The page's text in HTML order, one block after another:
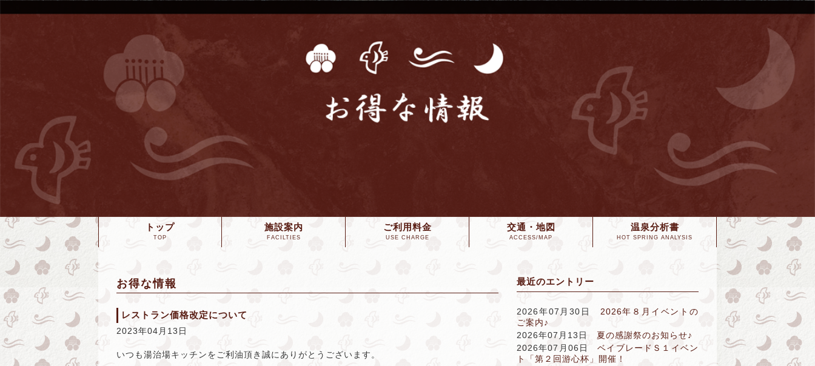
トップ
TOP
施設案内
FACILTIES
ご利用料金
USE CHARGE
交通・地図
ACCESS/MAP
温泉分析書
HOT SPRING ANALYSIS
お得な情報
レストラン価格改定について
2023年04月13日
いつも湯治場キッチンをご利油頂き誠にありがとうございます。
最近のエントリー
2026年07月30日 2026年８月イベントの
ご案内♪
2026年07月13日 夏の感謝祭のお知らせ♪
2026年07月06日ベイブレードＳ１イベン
ト「第２回游心杯」開催！